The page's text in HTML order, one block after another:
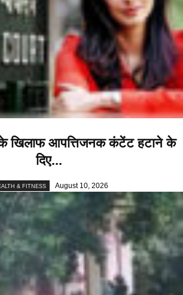
के खिलाफ आपत्तिजनक कंटेंट हटाने के
दिए...
& FITNESS August 10, 2026